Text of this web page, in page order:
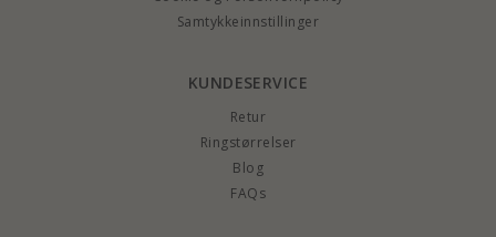
Samtykkeinnstillinger
KUNDESERVICE
Retur
Ringstørrelser
Blog
FAQs